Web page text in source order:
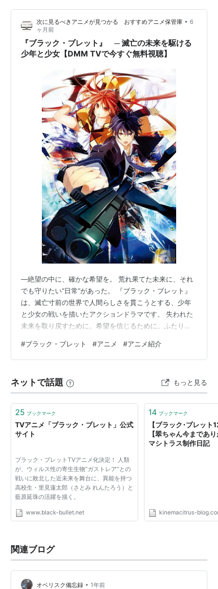
近未来。人類は狭い国土に追いやられ、絶望とと
もに生きていた。そんな暗闇に閉ざされた世界で
──。東京エリアに住む少年・蓮太郎は、対ガスト
レアのスペシャリスト 「民警」 として、相棒の幼
いた。二人はある日、東京を壊滅させかねない極
秘任務を受けるのだが……。スリリングな近未来ヒ
ロイック・アクション、ここに開幕！
ブラック・ブレット 神を目指した
者たち (電撃文庫)
作者:神崎紫電,鵜飼沙樹
出版社/メーカー:
アスキー・メディア
ワークス
発売日:2011/07/08
メディア:文庫
購入: 2人 クリック: 135回
この商品を含むブログ (48件) を見る
ブラック・ブレット (2) VS神算鬼
謀の狙撃兵 (電撃文庫)
作者: 神崎紫電,鵜飼沙樹
出版社/メーカー:アスキー・メディアワ
ークス
発売日:2011/10/08
購入 : 1人クリック: 28回
ブラック・ブレット (3) 炎による
世界の破滅 (電撃文庫)
神崎紫電,鵜飼沙樹
出版社/メーカー: アスキー・メディア
ワークス
クリック: 26回
この商品を含むブログ (15件) を見る
は我にあり (電撃文庫)
作者:神崎紫電,鵜飼沙樹
メディア:文庫
クリック: 28回
この商品を含むブログ (15件) を見る
次に見るべきアニメが見つかる おすすめアニメ保管庫 • 6
ヶ月前
『ブラック・ブレット』 ─ 滅亡の未来を駆ける
少年と少女【DMM TVで今すぐ無料視聴】
―絶望の中に、確かな希望を。 荒れ果てた未来に、それ
でも守りたい“日常”があった。 『ブラック・ブレット』
は、滅亡寸前の世界で人間らしさを貫こうとする、少年
と少女の戦いを描いたアクションドラマです。 失われた
未来を取り戻すために。希望を信じるために。ふたりは
る！ ※このページにはプロモーションが含まれていま
す。 『ブラック・ブレット』 引用：©2013 神崎紫電/Ｋ
ク・ブレット製作委員会出典：ブラック・ブレット｜ア
ニメ声優・キャラクター・登場人物・動画配信情報・
2014春アニメ最新情報…
#ブラック・ブレット #アニメ #アニメ紹介
ネットで話題 もっと見る
25 ブックマーク
TVアニメ「ブラック・ブレット」公式
サイト
ブラック・ブレットTVアニメ化決定！ 人類
が、ウィルス性の寄生生物“ガストレア”との
戦いに敗北した近未来を舞台に、異能を持つ
高校生・里見蓮太郎（さとみ れんたろう）と
藍原延珠の活躍を描く。
www.black-bullet.net
14 ブックマーク
【ブラック･ブレッ
【翠ちゃん今まであ
マシトラス制作日記
kinemacitrus-
関連ブログ
オベリスク備忘録 • 1年前